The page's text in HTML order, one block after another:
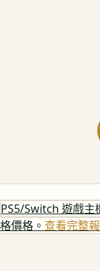
PS5/Switch 遊戲主
格價格。 查看完整